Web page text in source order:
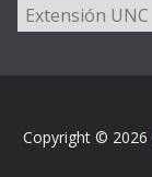
Categorías
Copyright © 2026